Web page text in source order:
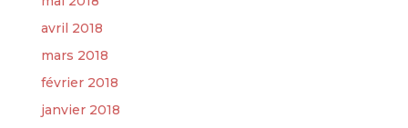
avril 2018
mars 2018
février 2018
janvier 2018